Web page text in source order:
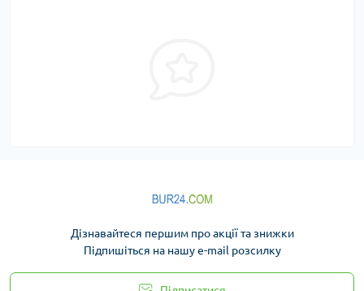
Дізнавайтеся першим про акції та знижки
Підпишіться на нашу e-mail розсилку